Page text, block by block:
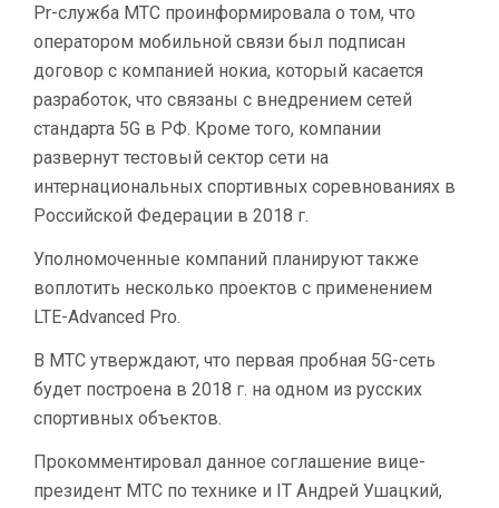
БУДУТ
РАЗВИВАТЬ
5G
В
ФЕДЕРАЦИИ
Pr-служба МТС проинформировала о том, что
оператором мобильной связи был подписан
договор с компанией нокиа, который касается
разработок, что связаны с внедрением сетей
стандарта 5G в РФ. Кроме того, компании
развернут тестовый сектор сети на
интернациональных спортивных соревнованиях в
Российской Федерации в 2018 г.
Уполномоченные компаний планируют также
воплотить несколько проектов с применением
LTE-Advanced Pro.
В МТС утверждают, что первая пробная 5G-сеть
будет построена в 2018 г. на одном из русских
спортивных объектов.
Прокомментировал данное соглашение вице-
президент МТС по технике и IT Андрей Ушацкий,